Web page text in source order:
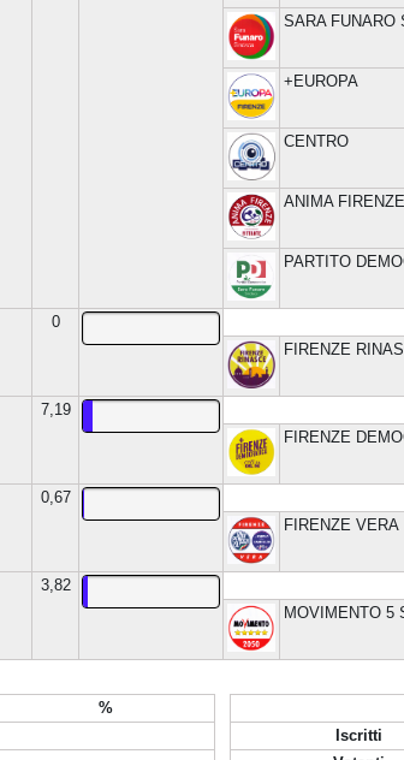
SARA FUNARO
+EUROPA
CENTRO
ANIMA FIRENZE
PARTITO
0
FIRENZE
7,19
FIRENZE
0,67
FIRENZE VERA
3,82
MOVIMENTO 5
%
Iscritti